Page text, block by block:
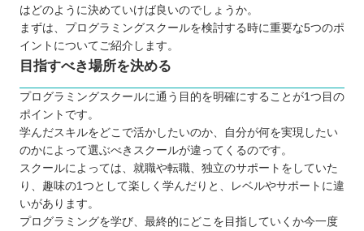
はどのように決めていけば良いのでしょうか。
まずは、プログラミングスクールを検討する時に重要な5つのポ
イントについてご紹介します。
目指すべき場所を決める
プログラミングスクールに通う目的を明確にすることが1つ目の
ポイントです。
学んだスキルをどこで活かしたいのか、自分が何を実現したい
のかによって選ぶべきスクールが違ってくるのです。
スクールによっては、就職や転職、独立のサポートをしていた
り、趣味の1つとして楽しく学んだりと、レベルやサポートに違
いがあります。
プログラミングを学び、最終的にどこを目指していくか今一度